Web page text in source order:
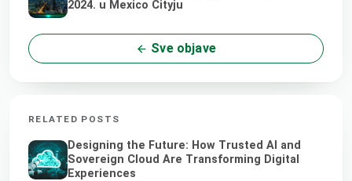
2024. u Mexico Cityju
Sve objave
RELATED POSTS
Designing the Future: How Trusted AI and
Sovereign Cloud Are Transforming Digital
Experiences